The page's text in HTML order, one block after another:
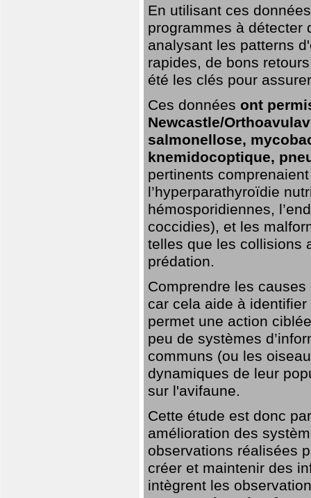
En utilisant ces
programmes à détecter
analysant les patterns
rapides, de bons
été les clés pour
Ces données ont
Newcastle/
salmonellose,
knemidocoptique,
pertinents
l’hyperparathyroïdie
hémosporidiennes,
coccidies), et les
telles que les collisions
prédation.
Comprendre les
car cela aide à
permet une action
peu de systèmes
communs (ou les
dynamiques de leur
sur l'avifaune.
Cette étude est donc
amélioration des
observations réalisées
créer et maintenir des
intègrent les